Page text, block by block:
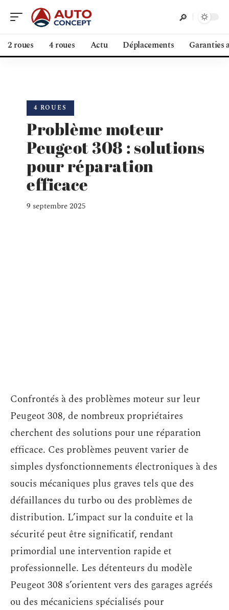
2 roues 4 roues Actu Déplacements Garanties
4 ROUES
Problème moteur
Peugeot 308 : solutions
pour réparation
efficace
9 septembre 2025
Confrontés à des problèmes moteur sur leur
Peugeot 308, de nombreux propriétaires
cherchent des solutions pour une réparation
efficace. Ces problèmes peuvent varier de
simples dysfonctionnements électroniques à des
soucis mécaniques plus graves tels que des
défaillances du turbo ou des problèmes de
distribution. L’impact sur la conduite et la
sécurité peut être significatif, rendant
primordial une intervention rapide et
professionnelle. Les détenteurs du modèle
Peugeot 308 s’orientent vers des garages agréés
ou des mécaniciens spécialisés pour